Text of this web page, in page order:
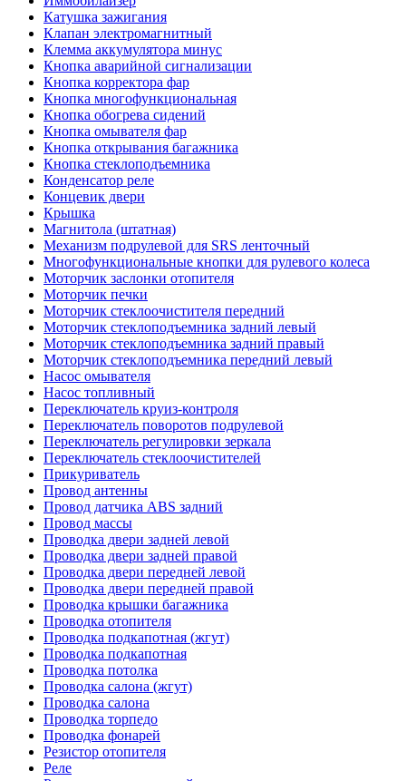
Катушка зажигания
Клапан электромагнитный
Клемма аккумулятора минус
Кнопка аварийной сигнализации
Кнопка корректора фар
Кнопка многофункциональная
Кнопка обогрева сидений
Кнопка омывателя фар
Кнопка открывания багажника
Кнопка стеклоподъемника
Конденсатор реле
Концевик двери
Крышка
Магнитола (штатная)
Механизм подрулевой для SRS ленточный
Многофункциональные кнопки для рулевого колеса
Моторчик заслонки отопителя
Моторчик печки
Моторчик стеклоочистителя передний
Моторчик стеклоподъемника задний левый
Моторчик стеклоподъемника задний правый
Моторчик стеклоподъемника передний левый
Насос омывателя
Насос топливный
Переключатель круиз-контроля
Переключатель поворотов подрулевой
Переключатель регулировки зеркала
Переключатель стеклоочистителей
Прикуриватель
Провод антенны
Провод датчика ABS задний
Провод массы
Проводка двери задней левой
Проводка двери задней правой
Проводка двери передней левой
Проводка двери передней правой
Проводка крышки багажника
Проводка отопителя
Проводка подкапотная (жгут)
Проводка подкапотная
Проводка потолка
Проводка салона (жгут)
Проводка салона
Проводка торпедо
Проводка фонарей
Резистор отопителя
Реле